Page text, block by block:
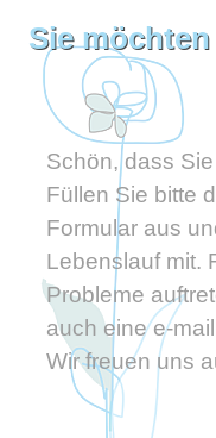
Sie
Schön, dass
Füllen Sie bitte
Formular aus
Lebenslauf mit.
Probleme
auch eine e-
Wir freuen uns